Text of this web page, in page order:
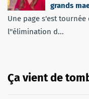
grands
Une page s'est
l''élimination d...
Ça vient de